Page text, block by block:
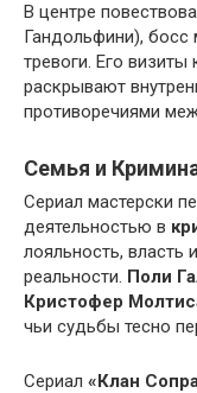
В центре
Гандольфини),
тревоги. Его визиты
раскрывают
противоречиями
Семья и
Сериал мастерски
деятельностью в
лояльность, власть
реальности. Поли
Кристофер
чьи судьбы тесно
Сериал «Клан